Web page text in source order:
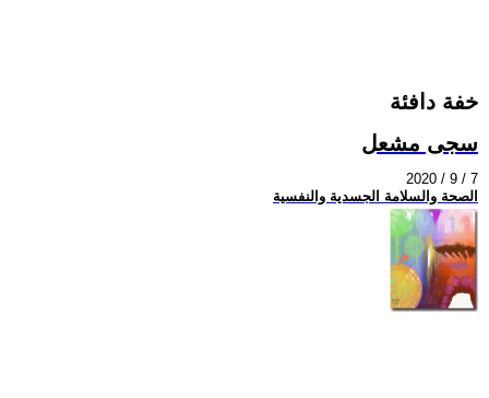
خفة دافئة
سجى مشعل
2020 / 9 / 7
الصحة والسلامة الجسدية والنفسية